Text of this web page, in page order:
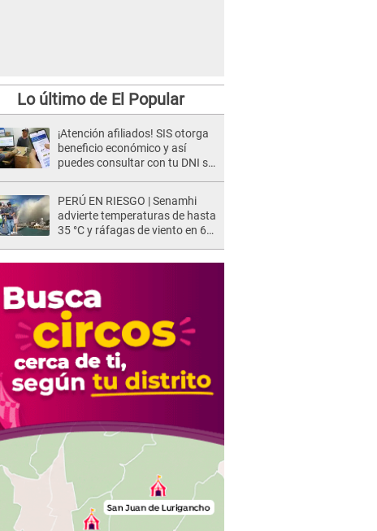
Lo último de El Popular
¡Atención afiliados! SIS otorga
beneficio económico y así
puedes consultar con tu DNI si
PERÚ EN RIESGO | Senamhi
advierte temperaturas de hasta
35 °C y ráfagas de viento en 6